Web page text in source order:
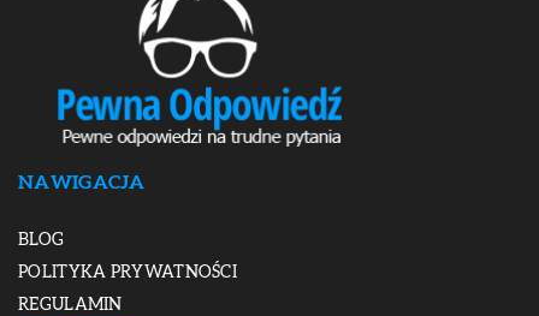
NAWIGACJA
BLOG
POLITYKA PRYWATNOŚCI
REGULAMIN